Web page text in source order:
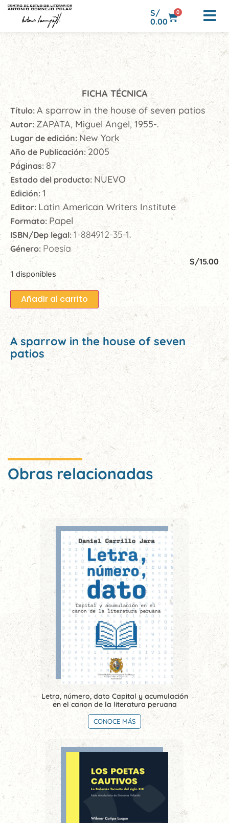
S/
0.00
0
FICHA TÉCNICA
Título: A sparrow in the house of seven patios
Autor: ZAPATA, Miguel Angel, 1955-.
Lugar de edición: New York
Año de Publicación: 2005
Páginas: 87
Estado del producto: NUEVO
Edición: 1
Editor: Latin American Writers Institute
Formato: Papel
ISBN/Dep legal: 1-884912-35-1.
Género: Poesía
S/15.00
1 disponibles
Añadir al carrito
A sparrow in the house of seven
patios
Obras relacionadas
Letra, número, dato Capital y acumulación
en el canon de la literatura peruana
CONOCE MÁS